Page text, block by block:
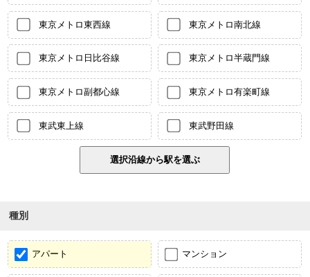
東京メトロ東西線 東京メトロ南北線
東京メトロ日比谷線 東京メトロ半蔵門線
東京メトロ副都心線 東京メトロ有楽町線
東武東上線 東武野田線
種別
アパート マンション